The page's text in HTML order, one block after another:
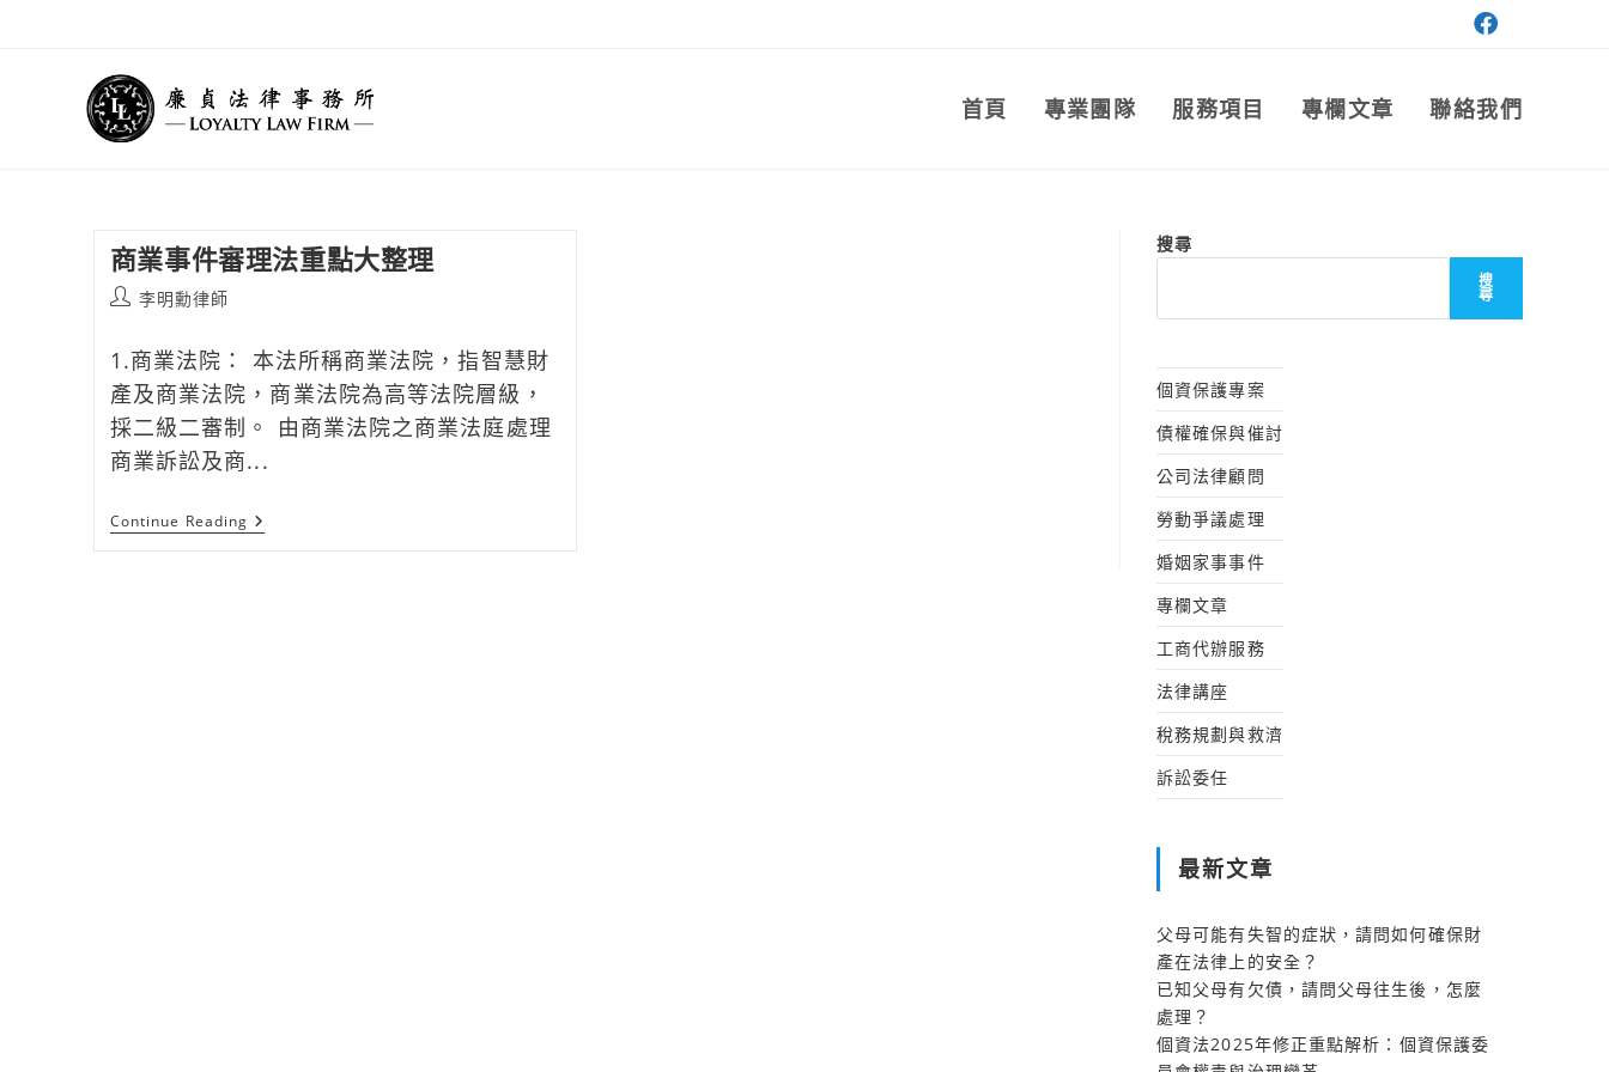
首頁 專業團隊 服務項目 專欄文章 聯絡我們
搜尋
搜
尋
個資保護專案
債權確保與催討
公司法律顧問
勞動爭議處理
婚姻家事事件
專欄文章
工商代辦服務
法律講座
稅務規劃與救濟
訴訟委任
最新文章
父母可能有失智的症狀，請問如何確保財
產在法律上的安全？
已知父母有欠債，請問父母往生後，怎麼
處理？
個資法2025年修正重點解析：個資保護委
商業事件審理法重點大整理
Post李明勳律師
1.商業法院： 本法所稱商業法院，指智慧財
產及商業法院，商業法院為高等法院層級，
採二級二審制。 由商業法院之商業法庭處理
商業訴訟及商...
Continue Reading 商
業